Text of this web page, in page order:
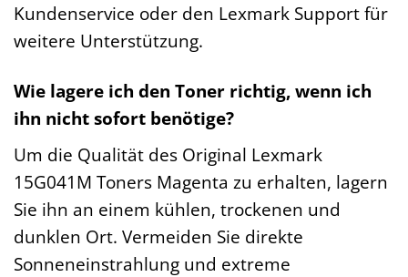
Kundenservice oder den Lexmark Support für
weitere Unterstützung.
Wie lagere ich den Toner richtig, wenn ich
ihn nicht sofort benötige?
Um die Qualität des Original Lexmark
15G041M Toners Magenta zu erhalten, lagern
Sie ihn an einem kühlen, trockenen und
dunklen Ort. Vermeiden Sie direkte
Sonneneinstrahlung und extreme